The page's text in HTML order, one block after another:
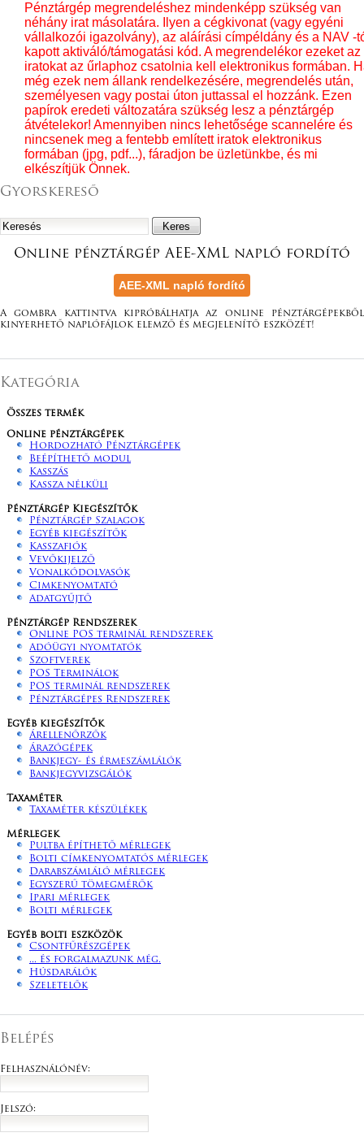
Pénztárgép megrendeléshez mindenképp szükség van
néhány irat másolatára. Ilyen a cégkivonat (vagy egyéni
vállalkozói igazolvány), az aláírási címpéldány és a NAV -
kapott aktiváló/támogatási kód. A megrendelékor ezeket az
iratokat az űrlaphoz csatolnia kell elektronikus formában.
még ezek nem állank rendelkezésére, megrendelés után,
személyesen vagy postai úton juttassal el hozzánk. Ezen
papírok eredeti változatára szükség lesz a pénztárgép
átvételekor! Amennyiben nincs lehetősége scannelére és
nincsenek meg a fentebb említett iratok elektronikus
formában (jpg, pdf...), fáradjon be üzletünkbe, és mi
elkészítjük Önnek.
Gyorskereső
Online pénztárgép AEE-XML napló fordító
A gombra kattintva kipróbálhatja az online pénztárgépekből
kinyerhető naplófájlok elemző és megjelenítő eszközét!
Kategória
Összes termék
Online pénztárgépek
Hordozható Pénztárgépek
Beépíthető modul
Kasszás
Kassza nélküli
Pénztárgép Kiegészítők
Pénztárgép Szalagok
Egyéb kiegészítők
Kasszafiók
Vevőkijelző
Vonalkódolvasók
Cimkenyomtató
Adatgyűjtő
Pénztárgép Rendszerek
Online POS terminál rendszerek
Adóügyi nyomtatók
Szoftverek
POS Terminálok
POS terminál rendszerek
Pénztárgépes Rendszerek
Egyéb kiegészítők
Árellenőrzők
Árazógépek
Bankjegy- és érmeszámlálók
Bankjegyvizsgálók
Taxaméter
Taxaméter készülékek
Mérlegek
Pultba építhető mérlegek
Bolti címkenyomtatós mérlegek
Darabszámláló mérlegek
Egyszerű tömegmérők
Ipari mérlegek
Bolti mérlegek
Egyéb bolti eszközök
Csontfűrészgépek
... és forgalmazunk még.
Húsdarálók
Szeletelők
Belépés
Felhasználónév:
Jelszó: